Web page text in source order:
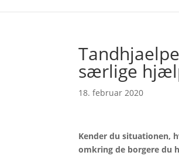
særlige
18. februar 2020
Kender du situationen,
omkring de borgere du